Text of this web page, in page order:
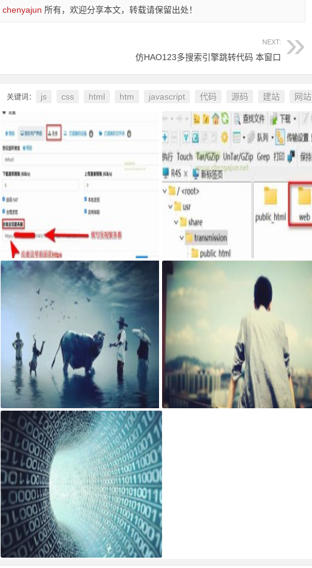
chenyajun 所有，欢迎分享本文，转载请保留出处！
NEXT:
仿HAO123多搜索引擎跳转代码 本窗口
关键词： js css html htm javascript 代码 源码 建站 网站
服务器搭建syncthing客户端，自己私有sy
ncthing发现服务器和中继服务器
最新固件里transmission页面提示Could
n't find Transmission's web interface file
s错误
宝塔面板搭建可道云 可访问系统目录方法 AdGuard Home和网站共存安装方法
HTML页面输入密码才能访问加密代码